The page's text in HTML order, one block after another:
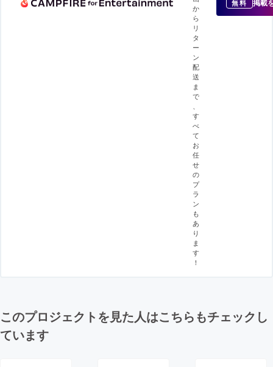
か
ら
リ
タ
ー
ン
配
送
ま
で
、
す
べ
て
お
任
せ
の
プ
ラ
ン
も
あ
り
ま
す
！
無料 掲載
このプロジェクトを見た人はこちらもチェックし
ています